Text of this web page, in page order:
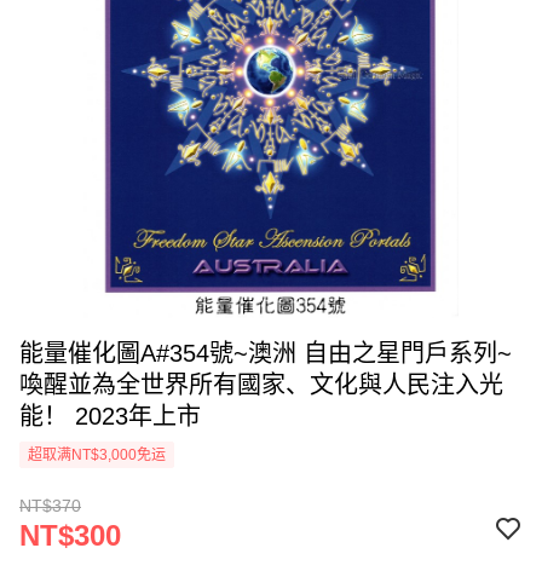
能量催化圖A#354號~澳洲 自由之星門戶系列~
喚醒並為全世界所有國家、文化與人民注入光
能！ 2023年上市
超取满NT$3,000免运
NT$370
NT$300